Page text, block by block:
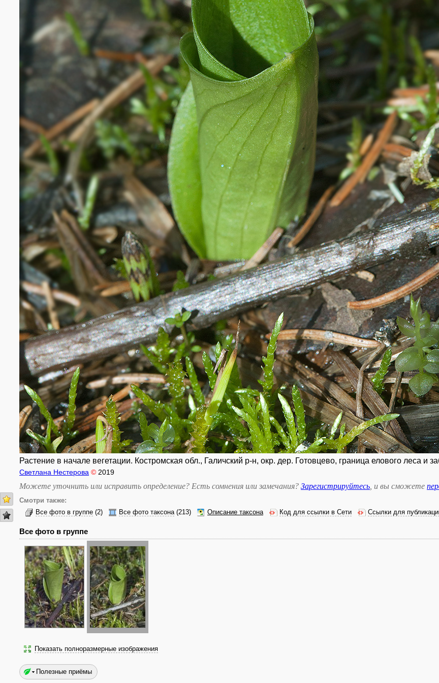
Растение в начале вегетации. Костромская обл., Галичский р-н, окр. дер. Готовцево, граница елового леса и
Светлана Нестерова © 2019
Можете уточнить или исправить определение? Есть сомнения или замечания? Зарегистрируйтесь , и вы сможете
Смотри также:
Все фото в группе (2) Все фото таксона(213) Описание таксона Код для ссылки в Сети Ссылки для
Все фото в группе
Показать полноразмерные изображения
Полезные приёмы